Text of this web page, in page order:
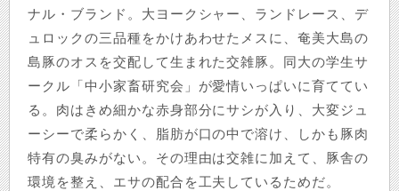
ナル・ブランド。大ヨークシャー、ランドレース、デ
ュロックの三品種をかけあわせたメスに、奄美大島の
島豚のオスを交配して生まれた交雑豚。同大の学生サ
ークル「中小家畜研究会」が愛情いっぱいに育ててい
る。肉はきめ細かな赤身部分にサシが入り、大変ジュ
ーシーで柔らかく、脂肪が口の中で溶け、しかも豚肉
特有の臭みがない。その理由は交雑に加えて、豚舎の
環境を整え、エサの配合を工夫しているためだ。